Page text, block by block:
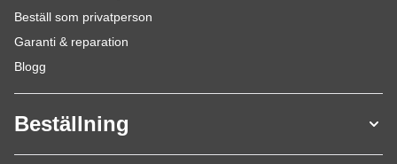
Beställ som privatperson
Garanti & reparation
Blogg
Beställning